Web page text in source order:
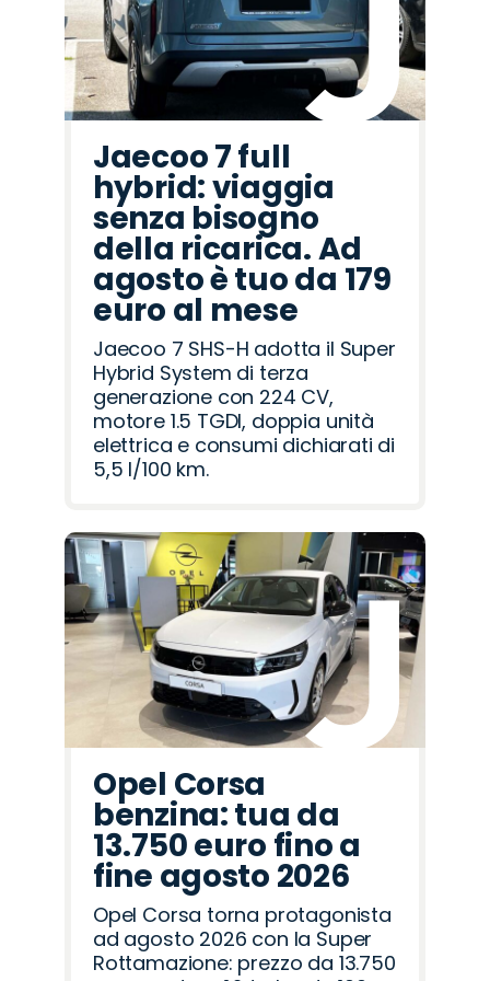
Jaecoo 7 full
hybrid: viaggia
senza bisogno
della ricarica. Ad
agosto è tuo da 179
euro al mese
Jaecoo 7 SHS-H adotta il Super
Hybrid System di terza
generazione con 224 CV,
motore 1.5 TGDI, doppia unità
elettrica e consumi dichiarati di
5,5 l/100 km.
Opel Corsa
benzina: tua da
13.750 euro fino a
fine agosto 2026
Opel Corsa torna protagonista
ad agosto 2026 con la Super
Rottamazione: prezzo da 13.750